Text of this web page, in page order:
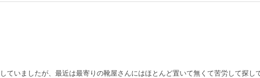
いましたが、最近は最寄りの靴屋さんにはほとんど置いて無くて苦労して探し